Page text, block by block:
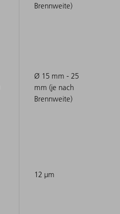
Brennweite)
Ø 15 mm - 25
mm (je nach
Brennweite)
12 μm